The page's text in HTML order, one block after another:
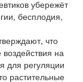
убережёт
бесплодия,
что
на
для регуляции
растительные